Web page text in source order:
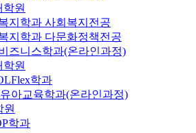
원
지학과 사회복지전공
지학과 다문화정책전공
즈니스학과(온라인과정)
학원
학과
아교육학과(온라인과정)
원
학과